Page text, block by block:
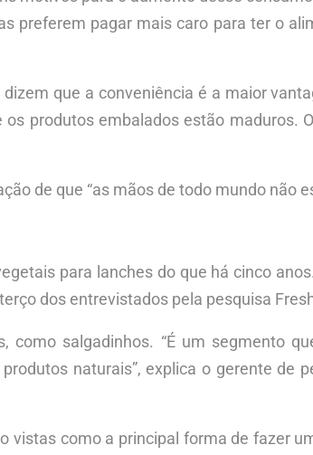
preferem pagar mais caro para ter o
que a conveniência é a maior
produtos embalados estão maduros.
de que “as mãos de todo mundo não
para lanches do que há cinco
dos entrevistados pela pesquisa
como salgadinhos. “É um segmento
naturais”, explica o gerente de
como a principal forma de fazer